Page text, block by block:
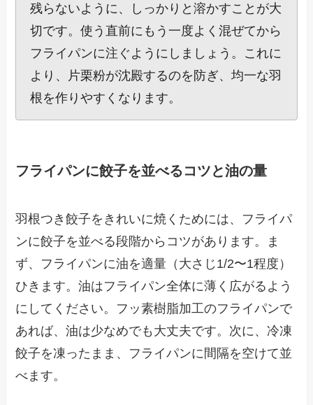
残らないように、しっかりと溶かすことが大
切です。使う直前にもう一度よく混ぜてから
フライパンに注ぐようにしましょう。これに
より、片栗粉が沈殿するのを防ぎ、均一な羽
根を作りやすくなります。
フライパンに餃子を並べるコツと油の量
羽根つき餃子をきれいに焼くためには、フライパ
ンに餃子を並べる段階からコツがあります。ま
ず、フライパンに油を適量（大さじ1/2〜1程度）
ひきます。油はフライパン全体に薄く広がるよう
にしてください。フッ素樹脂加工のフライパンで
あれば、油は少なめでも大丈夫です。次に、冷凍
餃子を凍ったまま、フライパンに間隔を空けて並
べます。